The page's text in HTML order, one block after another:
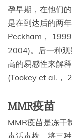
孕早期，在他们
是在到达后的两
Peckham，
2004)。后一种
高的易感性来解
(Tookey et al.，
MMR疫苗
MMR疫苗是冻干
毒活毒株。将三